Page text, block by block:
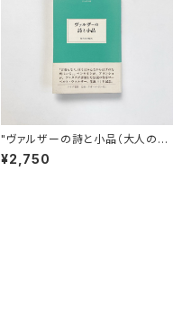
"ヴァルザーの詩と小品（大人の本
棚）" ローベルト・ヴァルザー 著 /
飯吉光夫 編訳
¥2,750